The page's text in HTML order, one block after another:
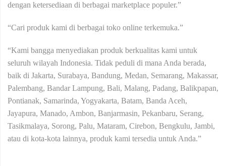
dengan ketersediaan di berbagai marketplace populer.”
“Cari produk kami di berbagai toko online terkemuka.”
“Kami bangga menyediakan produk berkualitas kami untuk
seluruh wilayah Indonesia. Tidak peduli di mana Anda berada,
baik di Jakarta, Surabaya, Bandung, Medan, Semarang, Makassar,
Palembang, Bandar Lampung, Bali, Malang, Padang, Balikpapan,
Pontianak, Samarinda, Yogyakarta, Batam, Banda Aceh,
Jayapura, Manado, Ambon, Banjarmasin, Pekanbaru, Serang,
Tasikmalaya, Sorong, Palu, Mataram, Cirebon, Bengkulu, Jambi,
atau di kota-kota lainnya, produk kami tersedia untuk Anda.”